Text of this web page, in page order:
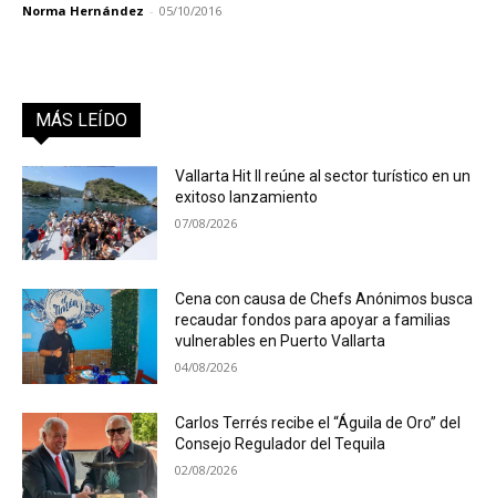
Norma Hernández - 05/10/2016
MÁS LEÍDO
Vallarta Hit II reúne al sector turístico en un
exitoso lanzamiento
07/08/2026
Cena con causa de Chefs Anónimos busca
recaudar fondos para apoyar a familias
vulnerables en Puerto Vallarta
04/08/2026
Carlos Terrés recibe el “Águila de Oro” del
Consejo Regulador del Tequila
02/08/2026